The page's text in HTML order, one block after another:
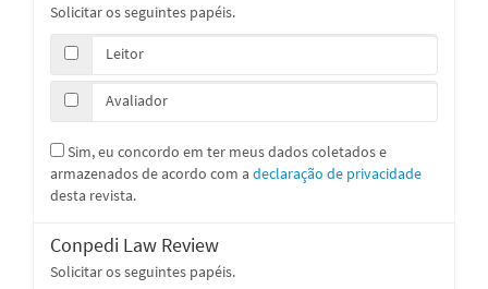
Solicitar os seguintes papéis.
Leitor
Avaliador
armazenados de acordo com a declaração de privacidade
desta revista.
Conpedi Law Review
Solicitar os seguintes papéis.